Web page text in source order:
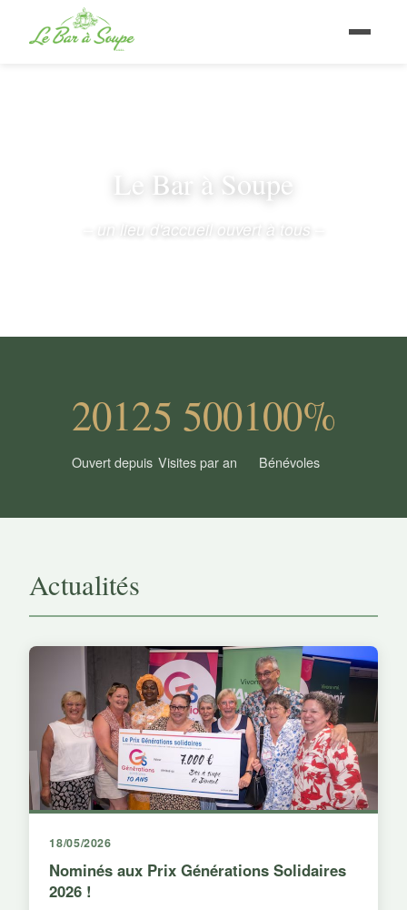
Le Bar à Soupe
– un lieu d'accueil ouvert à tous –
2012
Ouvert depuis
5 500
Visites par an
100%
Bénévoles
Actualités
18/05/2026
Nominés aux Prix Générations Solidaires
2026 !